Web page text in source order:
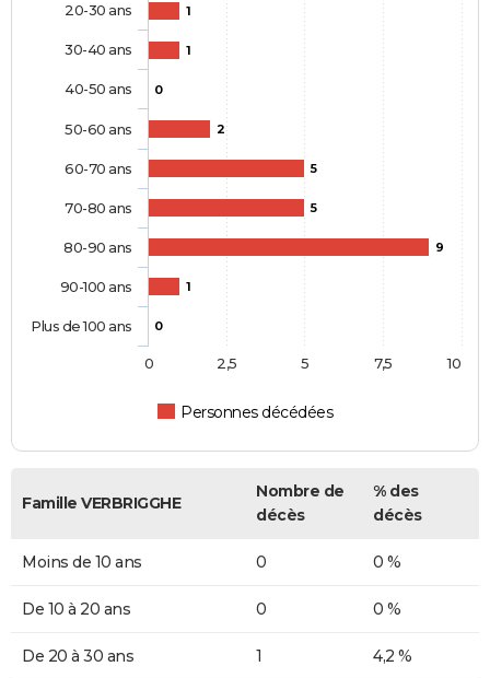
1
1
0
2
5
5
9
1
0
Personnes décédées
20-30 ans
30-40 ans
40-50 ans
50-60 ans
60-70 ans
70-80 ans
80-90 ans
90-100 ans
Plus de 100 ans
0 10
2,5 5 7,5
Famille VERBRIGGHE
Nombre de
décès
% des
décès
Moins de 10 ans 0 0 %
De 10 à 20 ans 0 0 %
De 20 à 30 ans 1 4,2 %